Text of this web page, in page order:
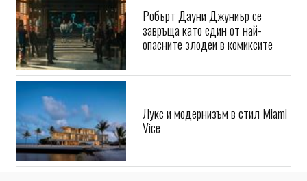
Робърт Дауни Джуниър се
завръща като един от най-
опасните злодеи в комиксите
Лукс и модернизъм в стил Miami
Vice